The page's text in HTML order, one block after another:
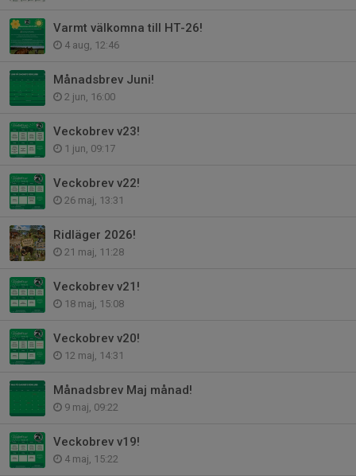
Varmt välkomna till HT-26!
4 aug, 12:46
Månadsbrev Juni!
2 jun, 16:00
Veckobrev v23!
1 jun, 09:17
Veckobrev v22!
26 maj, 13:31
Ridläger 2026!
21 maj, 11:28
Veckobrev v21!
18 maj, 15:08
Veckobrev v20!
12 maj, 14:31
Månadsbrev Maj månad!
9 maj, 09:22
Veckobrev v19!
4 maj, 15:22